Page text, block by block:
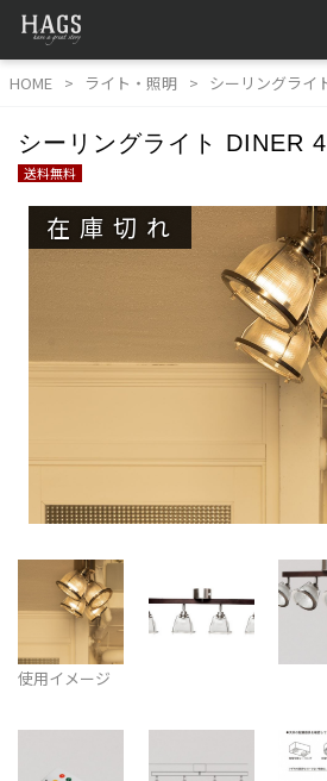
HOME ライト・照明 シーリングライ
シーリングライト DINER
送料無料
在庫切れ
使用イメージ